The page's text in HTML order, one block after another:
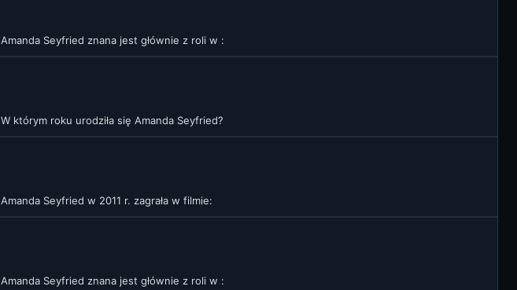
Amanda Seyfried znana jest głównie z roli w :
W którym roku urodziła się Amanda Seyfried?
Amanda Seyfried w 2011 r. zagrała w filmie:
Amanda Seyfried znana jest głównie z roli w :